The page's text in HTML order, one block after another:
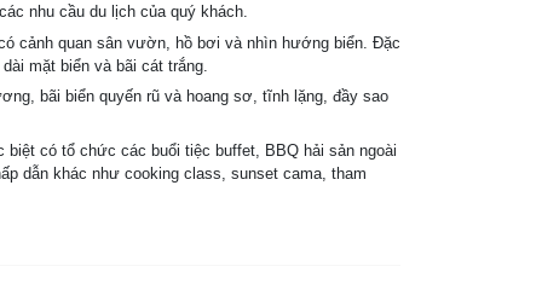
nhu cầu du lịch của quý khách.
cảnh quan sân vườn, hồ bơi và nhìn hướng biển. Đặc
mặt biển và bãi cát trắng.
bãi biển quyến rũ và hoang sơ, tĩnh lặng, đầy sao
có tổ chức các buổi tiệc buffet, BBQ hải sản ngoài
dẫn khác như cooking class, sunset cama, tham